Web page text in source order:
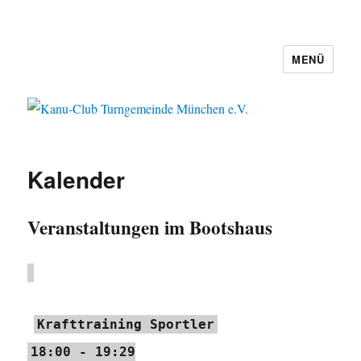
Kanu-Club Turngemeinde München
e.V.
MENÜ
Kalender
Veranstaltungen im Bootshaus
Krafttraining Sportler
18:00 - 19:29